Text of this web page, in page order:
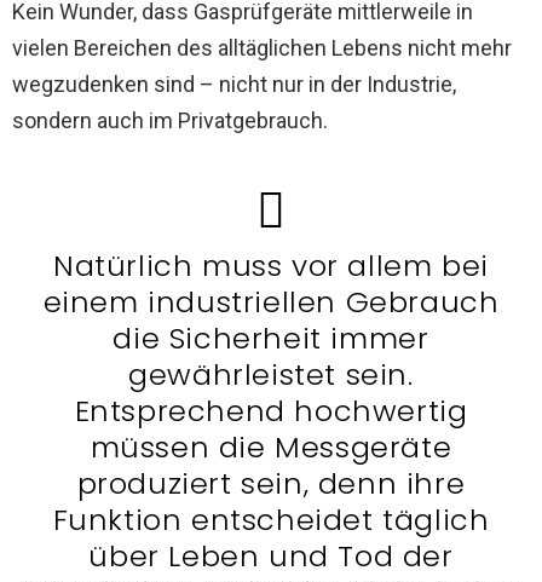
Kein Wunder, dass Gasprüfgeräte mittlerweile in
vielen Bereichen des alltäglichen Lebens nicht mehr
wegzudenken sind – nicht nur in der Industrie,
sondern auch im Privatgebrauch.
Natürlich muss vor allem bei
einem industriellen Gebrauch
die Sicherheit immer
gewährleistet sein.
Entsprechend hochwertig
müssen die Messgeräte
produziert sein, denn ihre
Funktion entscheidet täglich
über Leben und Tod der